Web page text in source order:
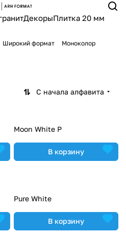
ДекорыПлитка 20 мм
Широкий формат Моноколор
С начала алфавита
Moon White P
В корзину
Pure White
В корзину